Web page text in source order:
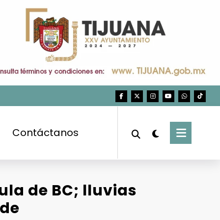
Contáctanos
de BC; lluvias